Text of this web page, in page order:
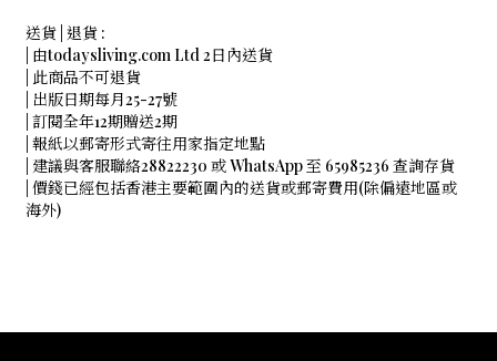
送貨 | 退貨 :
| 由todaysliving.com Ltd 2日內送貨
| 此商品不可退貨
| 出版日期每月25-27號
| 訂閱全年12期贈送2期
| 報紙以郵寄形式寄往用家指定地點
| 建議與客服聯絡28822230 或 WhatsApp 至 65985236 查詢存貨
| 價錢已經包括香港主要範圍內的送貨或郵寄費用(除偏遠地區或
海外)